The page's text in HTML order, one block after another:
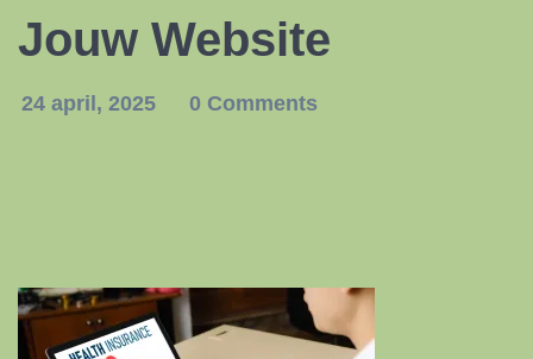
Jouw Website
24 april, 2025 0 Comments